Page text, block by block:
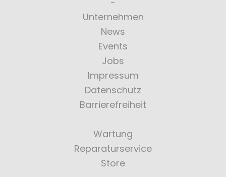
Unternehmen
News
Events
Jobs
Impressum
Datenschutz
Barrierefreiheit
Wartung
Reparaturservice
Store